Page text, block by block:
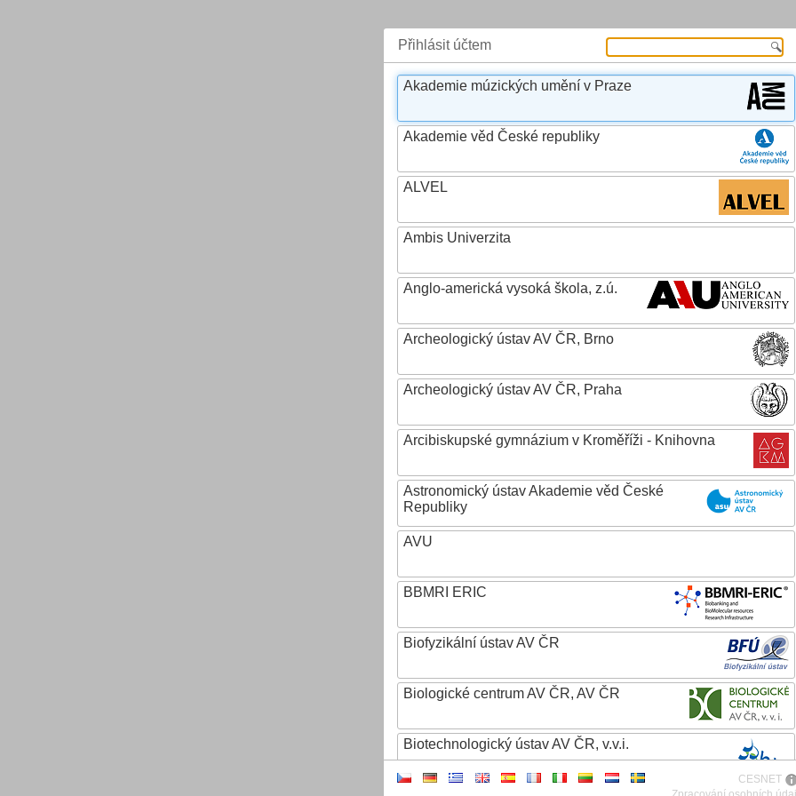
Přihlásit účtem
Akademie múzických umění v Praze
Akademie věd České republiky
ALVEL
Ambis Univerzita
Anglo-americká vysoká škola, z.ú.
Archeologický ústav AV ČR, Brno
Archeologický ústav AV ČR, Praha
Arcibiskupské gymnázium v Kroměříži - Knihovna
Astronomický ústav Akademie věd České
Republiky
AVU
BBMRI ERIC
Biofyzikální ústav AV ČR
Biologické centrum AV ČR, AV ČR
Biotechnologický ústav AV ČR, v.v.i.
CESNET